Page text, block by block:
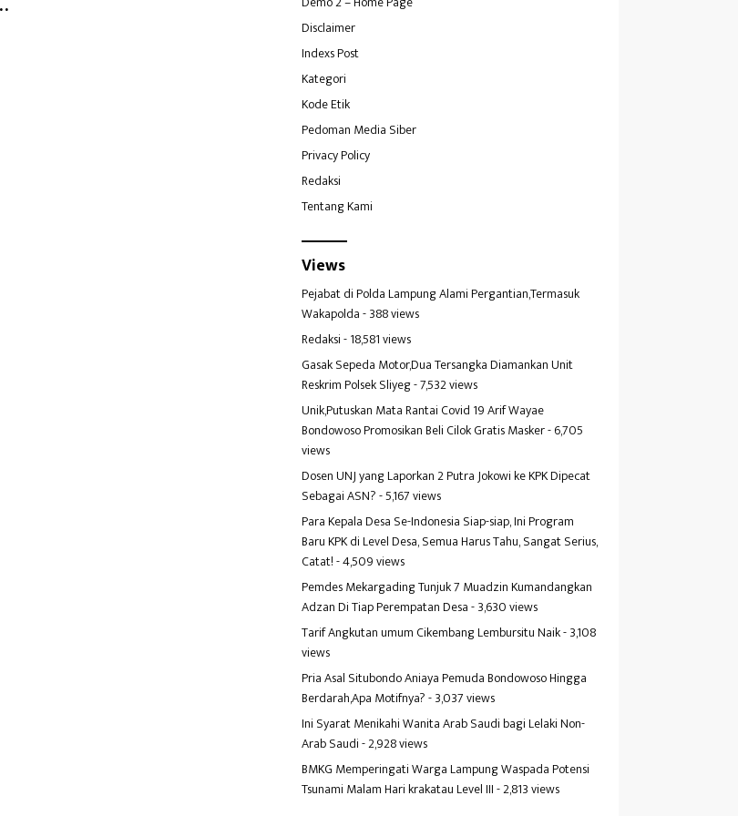
Disclaimer
Indexs Post
Kategori
Kode Etik
Pedoman Media Siber
Privacy Policy
Redaksi
Tentang Kami
Views
Pejabat di Polda Lampung Alami Pergantian,Termasuk
Wakapolda- 388 views
Redaksi- 18,581 views
Gasak Sepeda Motor,Dua Tersangka Diamankan Unit
Reskrim Polsek Sliyeg- 7,532 views
Unik,Putuskan Mata Rantai Covid 19 Arif Wayae
Bondowoso Promosikan Beli Cilok Gratis Masker- 6,705
views
Dosen UNJ yang Laporkan 2 Putra Jokowi ke KPK Dipecat
Sebagai ASN?- 5,167 views
Para Kepala Desa Se-Indonesia Siap-siap, Ini Program
Baru KPK di Level Desa, Semua Harus Tahu, Sangat Serius,
Catat!- 4,509 views
Pemdes Mekargading Tunjuk 7 Muadzin Kumandangkan
Adzan Di Tiap Perempatan Desa- 3,630 views
Tarif Angkutan umum Cikembang Lembursitu Naik- 3,108
views
Pria Asal Situbondo Aniaya Pemuda Bondowoso Hingga
Berdarah,Apa Motifnya?- 3,037 views
Ini Syarat Menikahi Wanita Arab Saudi bagi Lelaki Non-
Arab Saudi- 2,928 views
BMKG Memperingati Warga Lampung Waspada Potensi
Tsunami Malam Hari krakatau Level III- 2,813 views